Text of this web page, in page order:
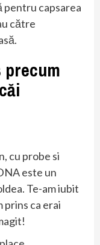
pentru capsarea
către
cu probe si
este un
Te-am iubit
prins ca erai